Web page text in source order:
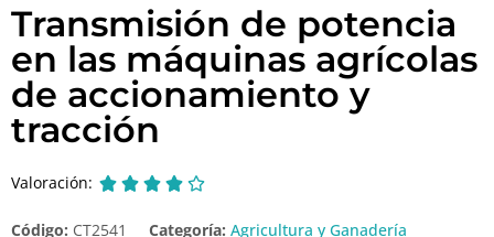
Transmisión de potencia
en las máquinas agrícolas
de accionamiento y
tracción
Valoración:     
Código: CT2541 Categoría: Agricultura y Ganadería